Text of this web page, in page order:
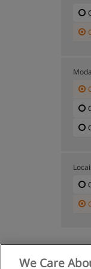
We Care